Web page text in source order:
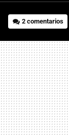
2 comentarios